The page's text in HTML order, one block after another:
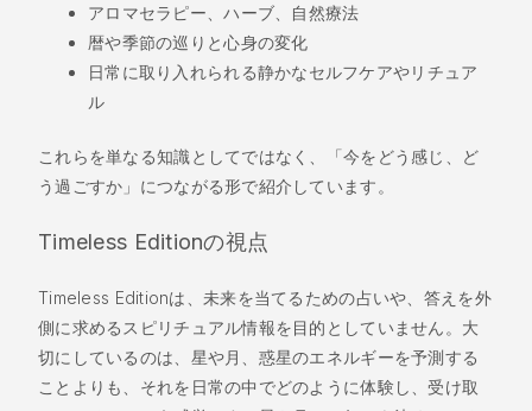
アロマセラピー、ハーブ、自然療法
暦や季節の巡りと心身の変化
日常に取り入れられる静かなセルフケアやリチュア
ル
これらを単なる知識としてではなく、「今をどう感じ、ど
う過ごすか」につながる形で紹介しています。
Timeless Editionの視点
Timeless Editionは、未来を当てるための占いや、答えを外
側に求めるスピリチュアル情報を目的としていません。大
切にしているのは、星や月、惑星のエネルギーを予測する
ことよりも、それを日常の中でどのように体験し、受け取